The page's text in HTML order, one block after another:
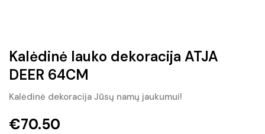
Kalėdinė lauko dekoracija ATJA
DEER 64CM
Kalėdinė dekoracija Jūsų namų jaukumui!
€70.50